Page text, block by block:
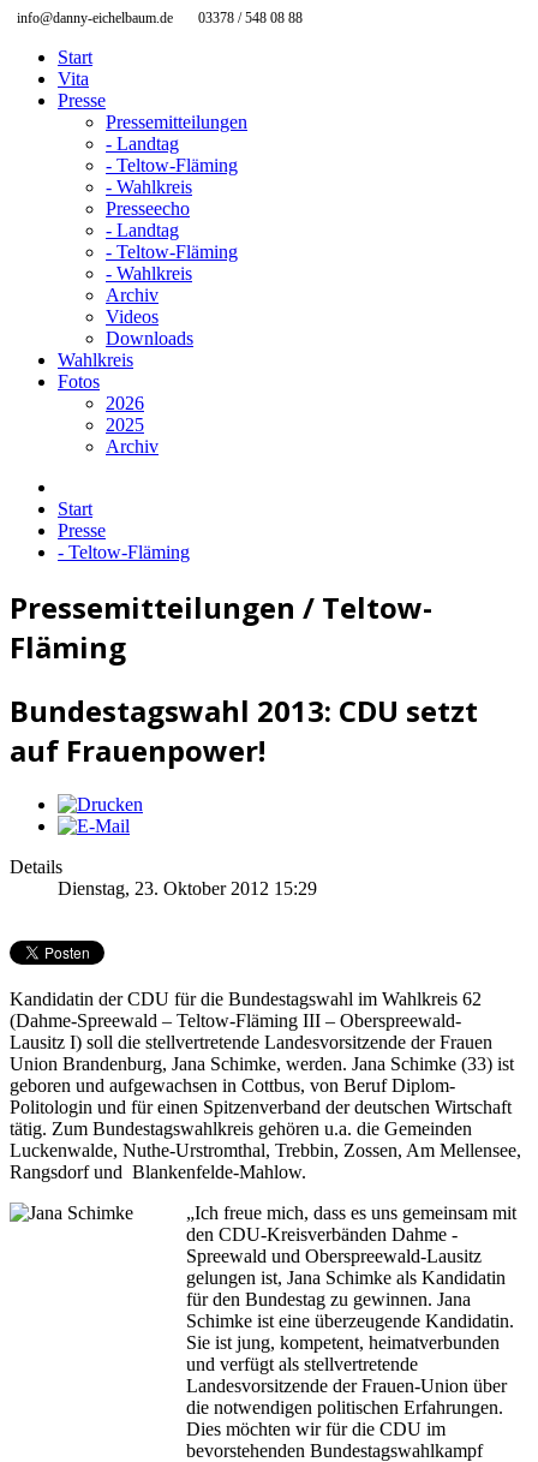
info@danny-eichelbaum.de 03378 / 548 08 88
Start
Vita
Presse
Pressemitteilungen
- Landtag
- Teltow-Fläming
- Wahlkreis
Presseecho
- Landtag
- Teltow-Fläming
- Wahlkreis
Archiv
Videos
Downloads
Wahlkreis
Fotos
2026
2025
Archiv
Start
Presse
- Teltow-Fläming
Pressemitteilungen / Teltow-
Fläming
Bundestagswahl 2013: CDU setzt
auf Frauenpower!
Details
Dienstag, 23. Oktober 2012 15:29
Kandidatin der CDU für die Bundestagswahl im Wahlkreis 62
(Dahme-Spreewald – Teltow-Fläming III – Oberspreewald-
Lausitz I) soll die stellvertretende Landesvorsitzende der Frauen
Union Brandenburg, Jana Schimke, werden. Jana Schimke (33) ist
geboren und aufgewachsen in Cottbus, von Beruf Diplom-
Politologin und für einen Spitzenverband der deutschen Wirtschaft
tätig. Zum Bundestagswahlkreis gehören u.a. die Gemeinden
Luckenwalde, Nuthe-Urstromthal, Trebbin, Zossen, Am Mellensee,
Rangsdorf und Blankenfelde-Mahlow.
„Ich freue mich, dass es uns gemeinsam mit
den CDU-Kreisverbänden Dahme -
Spreewald und Oberspreewald-Lausitz
gelungen ist, Jana Schimke als Kandidatin
für den Bundestag zu gewinnen. Jana
Schimke ist eine überzeugende Kandidatin.
Sie ist jung, kompetent, heimatverbunden
und verfügt als stellvertretende
Landesvorsitzende der Frauen-Union über
die notwendigen politischen Erfahrungen.
Dies möchten wir für die CDU im
bevorstehenden Bundestagswahlkampf